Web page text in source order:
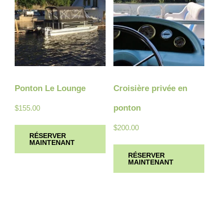
Ponton Le Lounge
$155.00
RÉSERVER
MAINTENANT
Croisière privée en
ponton
$200.00
RÉSERVER
MAINTENANT